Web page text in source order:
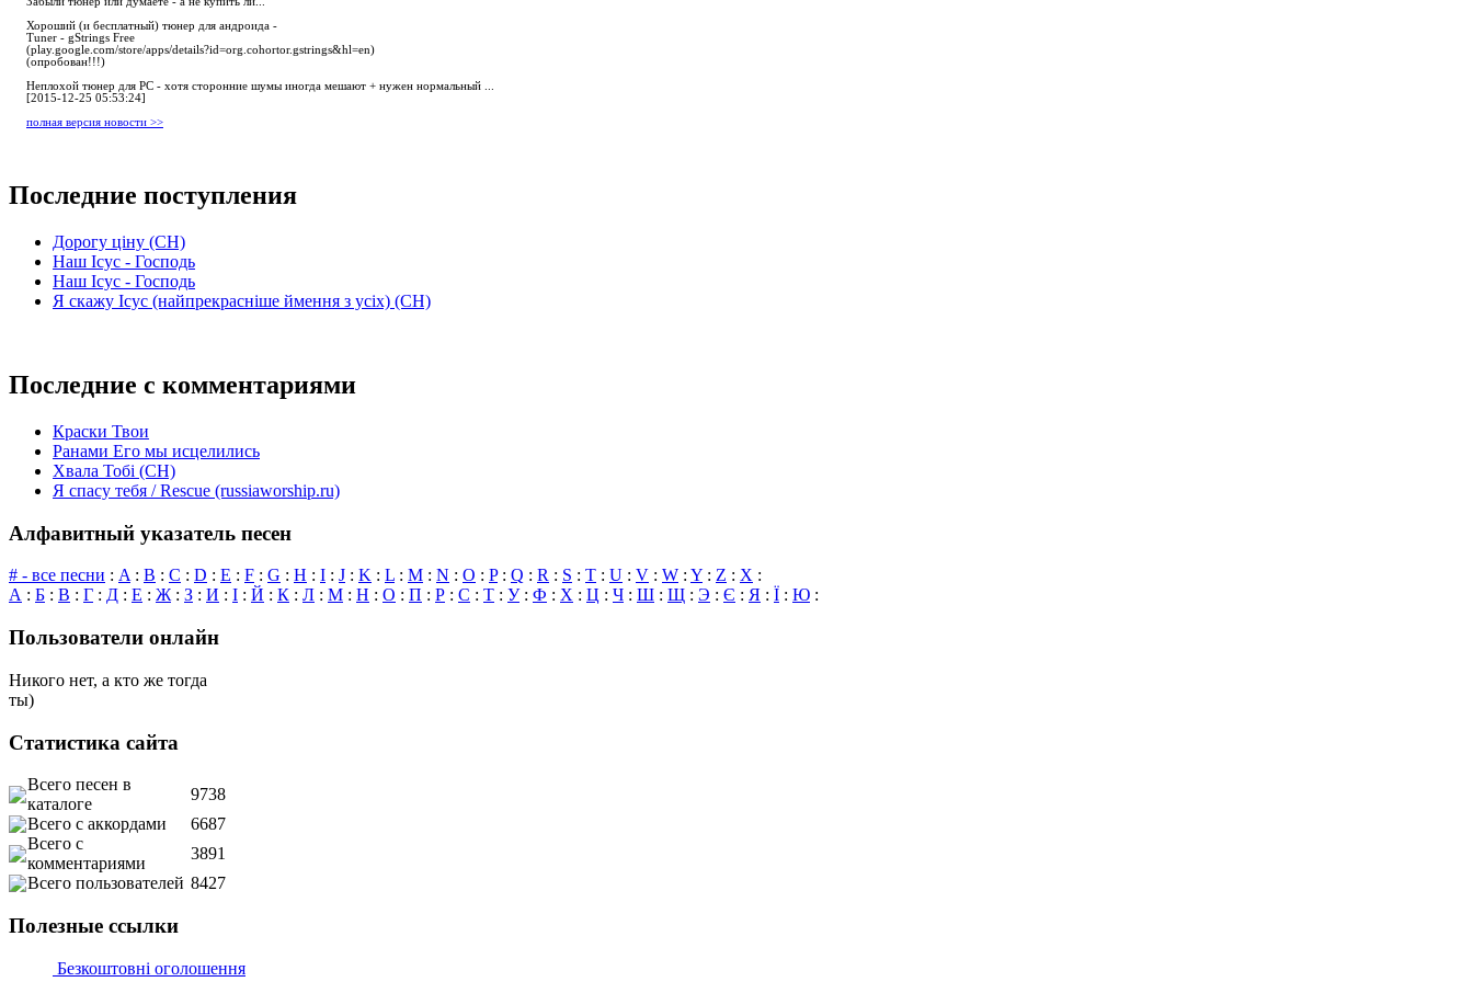
Хороший (и бесплатный) тюнер для андроида -
Tuner - gStrings Free
(play.google.com/store/apps/details?id=org.cohortor.gstrings&hl=en)
(опробован!!!)
Неплохой тюнер для РС - хотя сторонние шумы иногда мешают + нужен нормальный ...
[2015-12-25 05:53:24]
полная версия новости >>
Последние поступления
Дорогу ціну (СН)
Наш Ісус - Господь
Наш Ісус - Господь
Я скажу Ісус (найпрекрасніше ймення з усіх) (СН)
Последние с комментариями
Краски Твои
Ранами Его мы исцелились
Хвала Тобі (СН)
Я спасу тебя / Rescue (russiaworship.ru)
Алфавитный указатель песен
# - все песни : A : B : C : D : E : F : G : H : I : J : K : L : M : N : O : P: Q : R : S : T : U : V : W : Y : Z : X :
А : Б : В : Г : Д : Е : Ж : З : И : І : Й : К : Л : М : Н : О : П : Р : С : Т : У: Ф : Х : Ц : Ч : Ш : Щ : Э : Є : Я : Ї : Ю :
Пользователи онлайн
Никого нет, а кто же тогда
ты)
Статистика сайта
Всего песен в
каталоге
9738
Всего с аккордами
6687
Всего с
комментариями
3891
Всего пользователей 8427
Полезные ссылки
Безкоштовні оголошення